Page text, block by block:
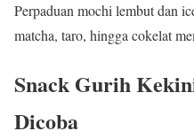
Perpaduan mochi lembut dan
matcha, taro, hingga cokelat
Snack Gurih
Dicoba